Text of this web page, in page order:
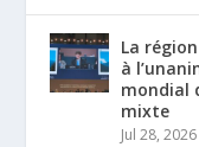
La
à
mondial
mixte
Jul 28, 2026